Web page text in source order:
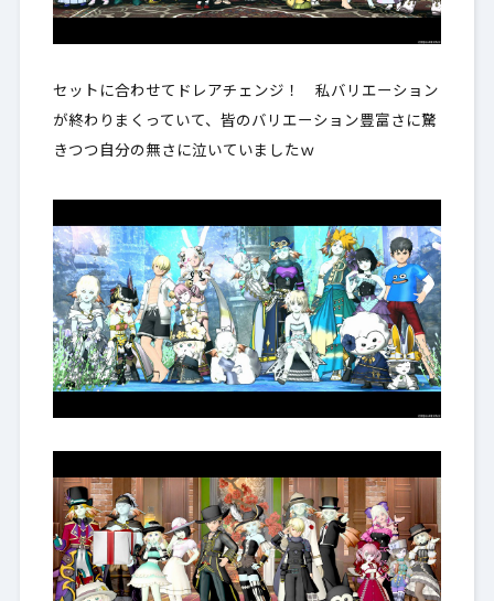
セットに合わせてドレアチェンジ！ 私バリエーション
が終わりまくっていて、皆のバリエーション豊富さに驚
きつつ自分の無さに泣いていましたｗ